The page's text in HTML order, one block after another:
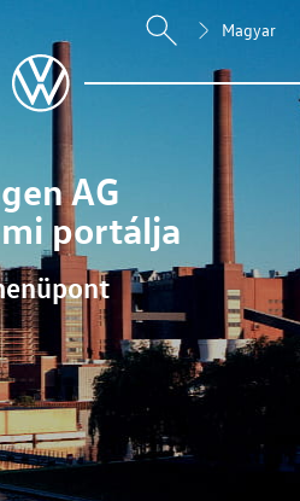
Magyar
AG
portálja